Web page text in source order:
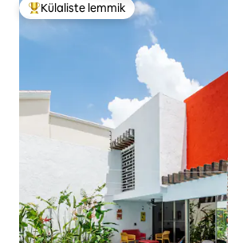
Külaliste suur lemmik
Külaliste lemmik